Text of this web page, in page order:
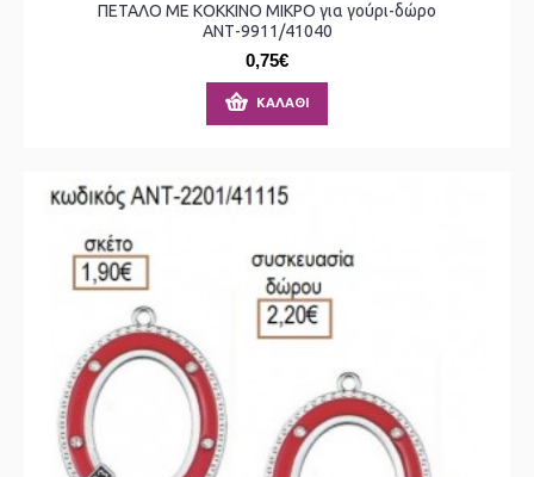
ΠΕΤΑΛΟ ΜΕ ΚΟΚΚΙΝΟ ΜΙΚΡΟ για γούρι-δώρο
ΑΝΤ-9911/41040
0,75€
ΚΑΛΆΘΙ